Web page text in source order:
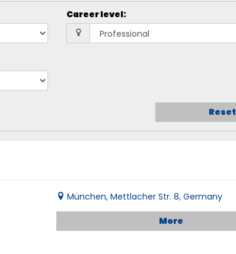
Career level:
Reset
München, Mettlacher Str. 8, Germany
More